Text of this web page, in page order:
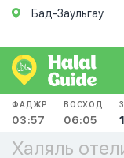
Бад-Заульгау
ФАДЖР
03:57
ВОСХОД
06:05
Халяль